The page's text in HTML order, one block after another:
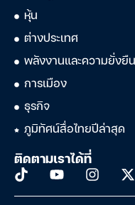
หุ้น
ต่างประเทศ
พลังงานและความยั่งยืน
การเมือง
ธุรกิจ
ภูมิทัศน์สื่อไทยปีล่าสุด
ติดตามเราได้ที่